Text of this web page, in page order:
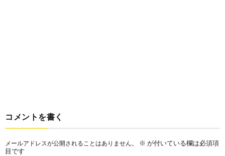
コメントを書く
メールアドレスが公開されることはありません。 ※ が付いている欄は必須項
目です